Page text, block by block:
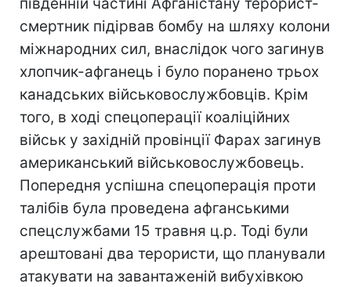
смертник підірвав бомбу на шляху колони
міжнародних сил, внаслідок чого загинув
хлопчик-афганець і було поранено трьох
канадських військовослужбовців. Крім
того, в ході спецоперації коаліційних
військ у західній провінції Фарах загинув
американський військовослужбовець.
Попередня успішна спецоперація проти
талібів була проведена афганськими
спецслужбами 15 травня ц.р. Тоді були
арештовані два терористи, що планували
атакувати на завантаженій вибухівкою